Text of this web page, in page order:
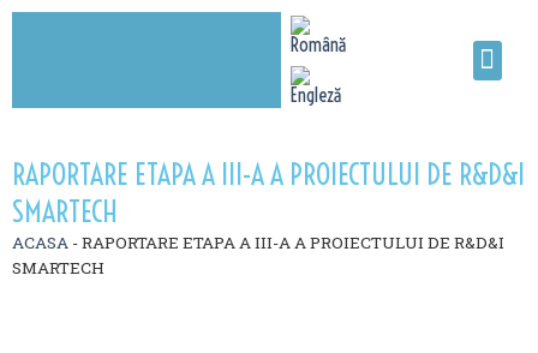
RAPORTARE ETAPA A III-A A PROIECTULUI DE R&D&I
SMARTECH
ACASA -RAPORTARE ETAPA A III-A A PROIECTULUI DE R&D&I
SMARTECH